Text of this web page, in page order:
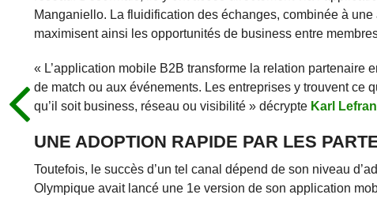
Manganiello. La fluidification des échanges, combinée à
maximisent ainsi les opportunités de business entre
« L’application mobile B2B transforme la relation
de match ou aux événements. Les entreprises y trouvent ce
qu’il soit business, réseau ou visibilité » décrypte Karl
UNE ADOPTION RAPIDE PAR LES
Toutefois, le succès d’un tel canal dépend de son niveau
Olympique avait lancé une 1e version de son application